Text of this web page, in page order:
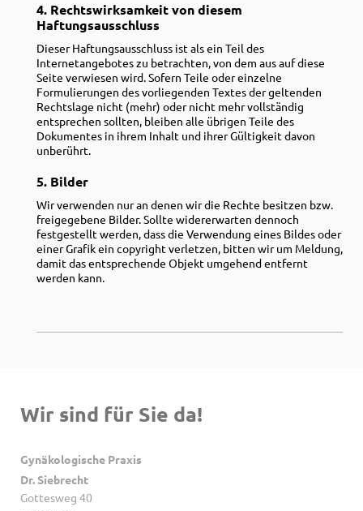
4. Rechtswirksamkeit von diesem
Haftungsausschluss
Dieser Haftungsausschluss ist als ein Teil des
Internetangebotes zu betrachten, von dem aus auf diese
Seite verwiesen wird. Sofern Teile oder einzelne
Formulierungen des vorliegenden Textes der geltenden
Rechtslage nicht (mehr) oder nicht mehr vollständig
entsprechen sollten, bleiben alle übrigen Teile des
Dokumentes in ihrem Inhalt und ihrer Gültigkeit davon
unberührt.
5. Bilder
Wir verwenden nuran denen wir die Rechte besitzen bzw.
freigegebene Bilder. Sollte widererwarten dennoch
festgestellt werden, dass die Verwendung eines Bildes oder
einer Grafik ein copyright verletzen, bitten wir um Meldung,
damit das entsprechende Objekt umgehend entfernt
werden kann.
Wir sind für Sie da!
Gynäkologische Praxis
Dr. Siebrecht
Gottesweg 40